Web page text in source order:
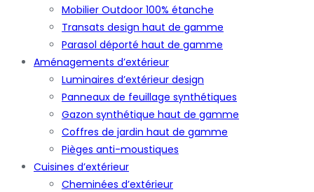
Mobilier Outdoor 100% étanche
Transats design haut de gamme
Parasol déporté haut de gamme
Aménagements d’extérieur
Luminaires d’extérieur design
Panneaux de feuillage synthétiques
Gazon synthétique haut de gamme
Coffres de jardin haut de gamme
Pièges anti-moustiques
Cuisines d’extérieur
Cheminées d’extérieur